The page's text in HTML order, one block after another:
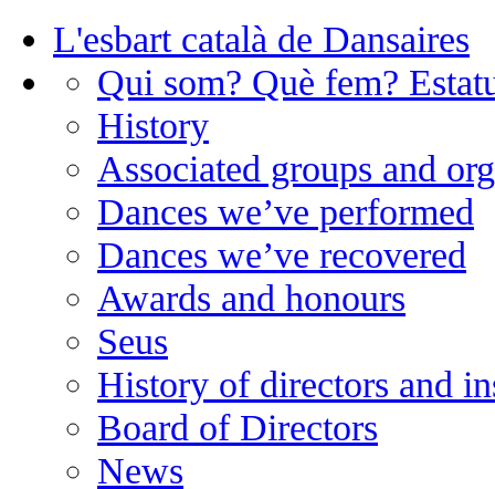
L'esbart català de Dansaires
Qui som? Què fem?
History
Associated groups and
Dances we’ve performed
Dances we’ve recovered
Awards and honours
Seus
History of directors and
Board of Directors
News